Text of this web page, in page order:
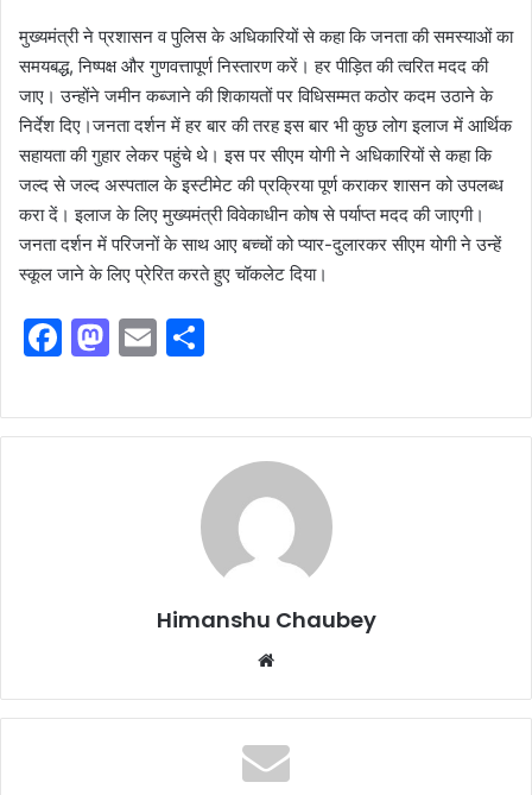
मुख्यमंत्री ने प्रशासन व पुलिस के अधिकारियों से कहा कि जनता की समस्याओं का
समयबद्ध, निष्पक्ष और गुणवत्तापूर्ण निस्तारण करें। हर पीड़ित की त्वरित मदद की
जाए। उन्होंने जमीन कब्जाने की शिकायतों पर विधिसम्मत कठोर कदम उठाने के
निर्देश दिए।जनता दर्शन में हर बार की तरह इस बार भी कुछ लोग इलाज में आर्थिक
सहायता की गुहार लेकर पहुंचे थे। इस पर सीएम योगी ने अधिकारियों से कहा कि
जल्द से जल्द अस्पताल के इस्टीमेट की प्रक्रिया पूर्ण कराकर शासन को उपलब्ध
करा दें। इलाज के लिए मुख्यमंत्री विवेकाधीन कोष से पर्याप्त मदद की जाएगी।
जनता दर्शन में परिजनों के साथ आए बच्चों को प्यार-दुलारकर सीएम योगी ने उन्हें
स्कूल जाने के लिए प्रेरित करते हुए चॉकलेट दिया।
F
c
e
M
st
o
E
ai
l
ar
e
Himanshu Chaubey